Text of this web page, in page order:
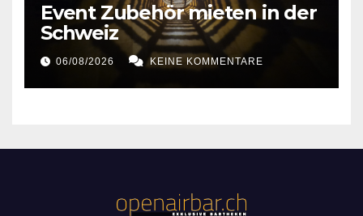
Event Zubehör mieten in der
Schweiz
06/08/2026 KEINE KOMMENTARE